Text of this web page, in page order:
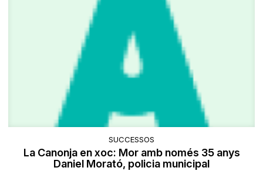
SUCCESSOS
La Canonja en xoc: Mor amb només 35 anys
Daniel Morató, policia municipal